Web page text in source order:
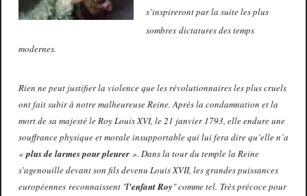
s’inspireront par la suite les plus
sombres dictatures des temps
modernes.
Rien ne peut justifier la violence que les révolutionnaires les plus cruels
ont fait subir à notre malheureuse Reine. Après la condamnation et la
mort de sa majesté le Roy Louis XVI, le 21 janvier 1793, elle endure une
souffrance physique et morale insupportable qui lui fera dire qu’elle n’a
«plus de larmes pour pleurer ». Dans la tour du temple la Reine
s'agenouille devant son fils devenu Louis XVII, les grandes puissances
européennes reconnaissent "l'enfant Roy" comme tel. Très précoce pour